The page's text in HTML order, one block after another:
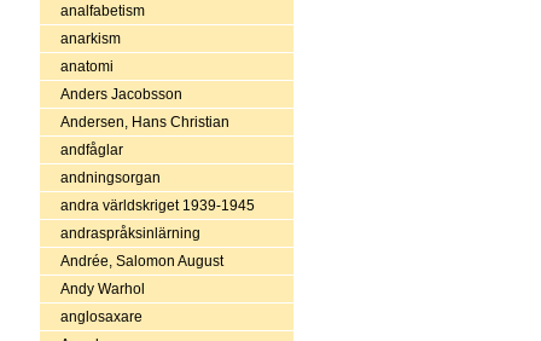
analfabetism
anarkism
anatomi
Anders Jacobsson
Andersen, Hans Christian
andfåglar
andningsorgan
andra världskriget 1939-1945
andraspråksinlärning
Andrée, Salomon August
Andy Warhol
anglosaxare